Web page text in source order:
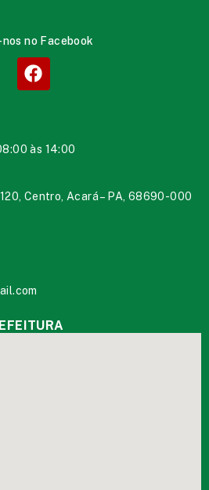
no Facebook
às 14:00
Centro, Acará – PA, 68690-000